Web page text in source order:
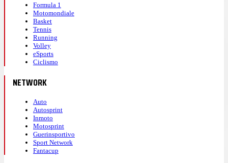
Formula 1
Motomondiale
Basket
Tennis
Running
Volley
eSports
Ciclismo
NETWORK
Auto
Autosprint
Inmoto
Motosprint
Guerinsportivo
Sport Network
Fantacup